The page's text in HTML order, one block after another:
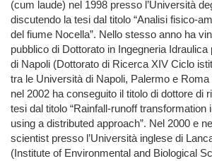
(cum laude) nel 1998 presso l’Università
discutendo la tesi dal titolo “Analisi fisico-
del fiume Nocella”. Nello stesso anno ha
pubblico di Dottorato in Ingegneria Idraulica
di Napoli (Dottorato di Ricerca XIV Ciclo
tra le Università di Napoli, Palermo e Roma
nel 2002 ha conseguito il titolo di dottore di
tesi dal titolo “Rainfall-runoff transformation
using a distributed approach”. Nel 2000 e
scientist presso l’Università inglese di
(Institute of Environmental and Biological